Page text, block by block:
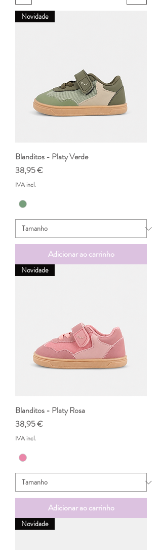
Novidade
Blanditos - Platy Verde
Preço
38,95 €
IVA incl.
Adicionar ao carrinho
Novidade
Blanditos - Platy Rosa
Preço
38,95 €
IVA incl.
Adicionar ao carrinho
Novidade